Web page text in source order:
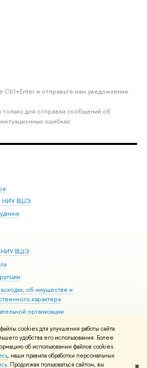
cookies для улучшения работы сайта
удобства его использования. Более
об использовании файлов cookies
, наши правила обработки персональных
. Продолжая пользоваться сайтом, вы
Ctrl+Enter и отправьте нам уведомление.
для отправки сообщений об
ошибках.
НИУ ВШЭ
НИУ ВШЭ
об имуществе и
характера
организации
возможностями здоровья